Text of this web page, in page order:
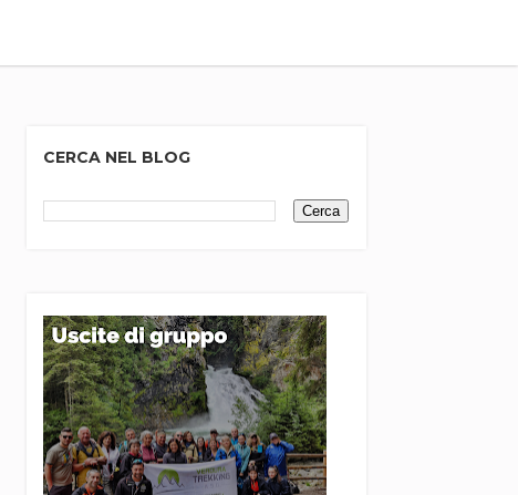
CERCA NEL BLOG